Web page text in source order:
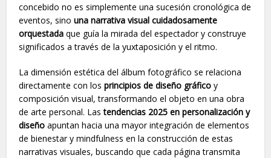
concebido no es simplemente una sucesión cronológica de
eventos, sinouna narrativa visual cuidadosamente
orquestada que guía la mirada del espectador y construye
significados a través de la yuxtaposición y el ritmo.
La dimensión estética del álbum fotográfico se relaciona
directamente con losprincipios de diseño gráfico y
composición visual, transformando el objeto en una obra
de arte personal. Lastendencias 2025 en personalización y
diseño apuntan hacia una mayor integración de elementos
de bienestar y mindfulness en la construcción de estas
narrativas visuales, buscando que cada página transmita